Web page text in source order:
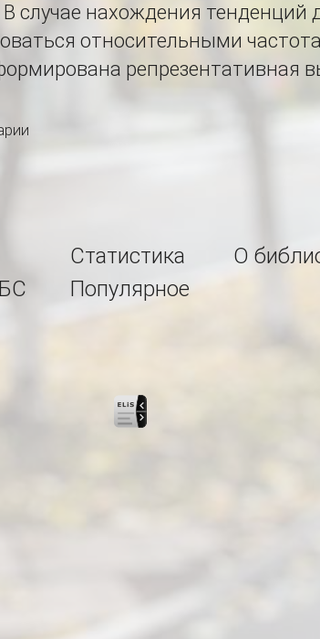
случае нахождения тенденций
относительными
репрезентативная
Статистика
Популярное
О